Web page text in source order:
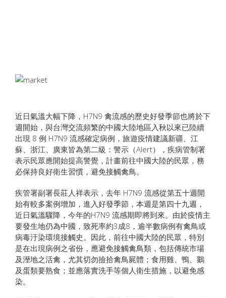
近日氣溫大幅下降，H7N9 禽流感的歷史好發季節也將於下
週開始，與台灣交流頻繁的中國大陸地區入秋以來已陸續
出現 8 例 H7N9 流感確定病例，旅遊疫情建議新疆、江
蘇、浙江、廣東皆為第二級：警示（Alert），疾病管制署
表示民眾應開始提高警覺，計畫前往中國大陸的民眾，務
必保持良好衛生習慣，避免接觸禽鳥。
疾管署副署長莊人祥表示，去年 H7N9 流感從第五十週開
始有較多案例增加，進入好發季節，本週是第四十九週，
近日氣溫驟降，今年的H7N9 流感期即將到來。由於疫情主
要發生地仍為中國，致死率約3成8，逾半數病例有禽鳥或
病毒汙染環境接觸史。因此，前往中國大陸的民眾，特別
是在出現病例之省份，應避免接觸禽鳥類，包括傳統市場
及溼地之活禽，尤其切勿撿拾禽鳥屍體；食用雞、鴨、鵝
及蛋類要熟食；並應落實洗手等個人衛生措施，以避免感
染。